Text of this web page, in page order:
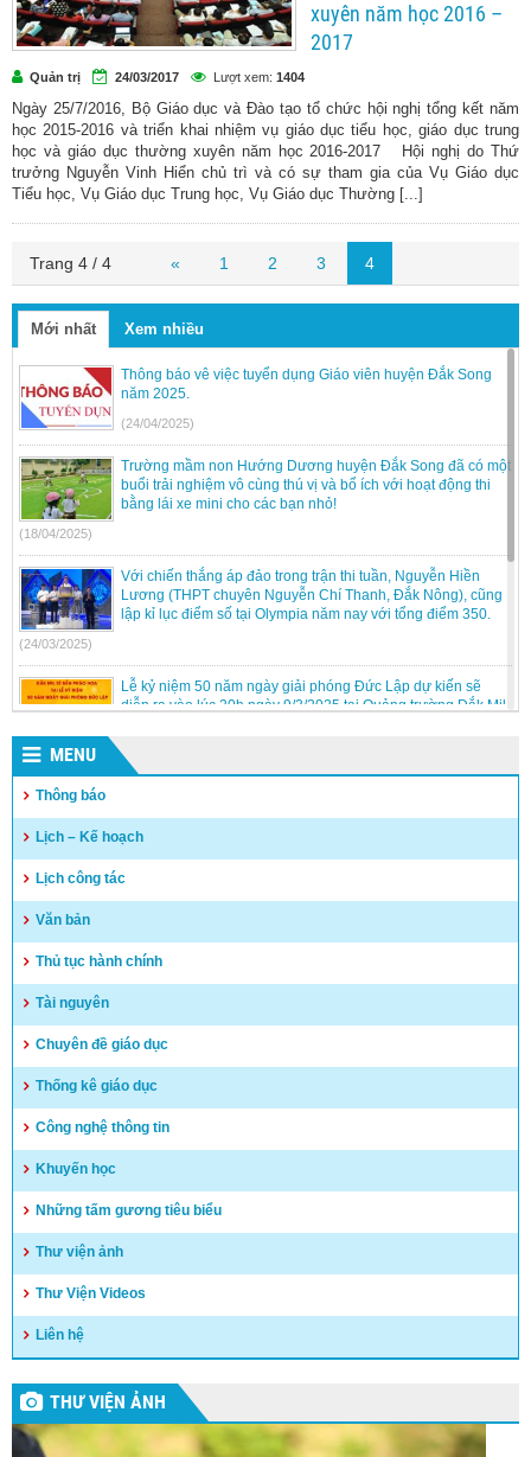
xuyên năm học 2016 –
2017
Quản trị 24/03/2017 Lượt xem: 1404
Ngày 25/7/2016, Bộ Giáo dục và Đào tạo tổ chức hội nghị tổng kết năm
học 2015-2016 và triển khai nhiệm vụ giáo dục tiểu học, giáo dục trung
học và giáo dục thường xuyên năm học 2016-2017 Hội nghị do Thứ
trưởng Nguyễn Vinh Hiển chủ trì và có sự tham gia của Vụ Giáo dục
Tiểu học, Vụ Giáo dục Trung học, Vụ Giáo dục Thường [...]
Trang 4 / 4 « 1 2 3 4
Mới nhất Xem nhiều
Thông báo vê việc tuyển dụng Giáo viên huyện Đắk Song
năm 2025.
(24/04/2025)
Trường mầm non Hướng Dương huyện Đắk Song đã có một
buổi trải nghiệm vô cùng thú vị và bổ ích với hoạt động thi
bằng lái xe mini cho các bạn nhỏ!
(18/04/2025)
Với chiến thắng áp đảo trong trận thi tuần, Nguyễn Hiền
Lương (THPT chuyên Nguyễn Chí Thanh, Đắk Nông), cũng
lập kỉ lục điểm số tại Olympia năm nay với tổng điểm 350.
(24/03/2025)
Lễ kỷ niệm 50 năm ngày giải phóng Đức Lập dự kiến sẽ
diễn ra vào lúc 20h ngày 9/3/2025 tại Quảng trường Đắk Mil.
Kỳ thi chọn học sinh giỏi trung học cơ sở cấp tỉnh, năm học
(24/02/2025)
MENU
Thông báo
Lịch – Kế hoạch
Lịch công tác
Văn bản
Thủ tục hành chính
Tài nguyên
Chuyên đề giáo dục
Thống kê giáo dục
Công nghệ thông tin
Khuyến học
Những tấm gương tiêu biểu
Thư viện ảnh
Thư Viện Videos
Liên hệ
THƯ VIỆN ẢNH